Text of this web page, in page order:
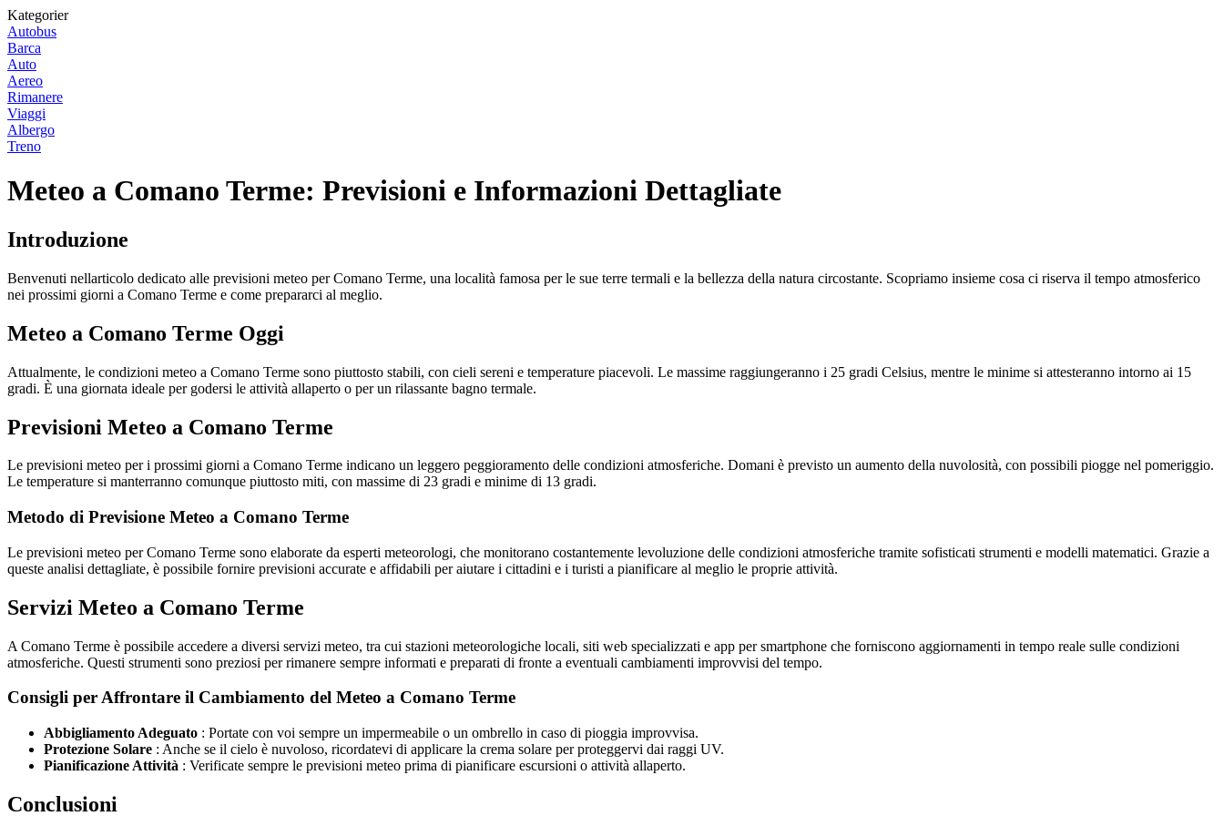
Kategorier
Autobus
Barca
Auto
Aereo
Rimanere
Viaggi
Albergo
Treno
Meteo a Comano Terme: Previsioni e Informazioni Dettagliate
Introduzione
Benvenuti nellarticolo dedicato alle previsioni meteo per Comano Terme, una località famosa per le sue terre termali e la bellezza della natura circostante. Scopriamo insieme cosa ci riserva il tempo atmosferico
nei prossimi giorni a Comano Terme e come prepararci al meglio.
Meteo a Comano Terme Oggi
Attualmente, le condizioni meteo a Comano Terme sono piuttosto stabili, con cieli sereni e temperature piacevoli. Le massime raggiungeranno i 25 gradi Celsius, mentre le minime si attesteranno intorno ai 15
gradi. È una giornata ideale per godersi le attività allaperto o per un rilassante bagno termale.
Previsioni Meteo a Comano Terme
Le previsioni meteo per i prossimi giorni a Comano Terme indicano un leggero peggioramento delle condizioni atmosferiche. Domani è previsto un aumento della nuvolosità, con possibili piogge nel pomeriggio.
Le temperature si manterranno comunque piuttosto miti, con massime di 23 gradi e minime di 13 gradi.
Metodo di Previsione Meteo a Comano Terme
Le previsioni meteo per Comano Terme sono elaborate da esperti meteorologi, che monitorano costantemente levoluzione delle condizioni atmosferiche tramite sofisticati strumenti e modelli matematici. Grazie a
queste analisi dettagliate, è possibile fornire previsioni accurate e affidabili per aiutare i cittadini e i turisti a pianificare al meglio le proprie attività.
Servizi Meteo a Comano Terme
A Comano Terme è possibile accedere a diversi servizi meteo, tra cui stazioni meteorologiche locali, siti web specializzati e app per smartphone che forniscono aggiornamenti in tempo reale sulle condizioni
atmosferiche. Questi strumenti sono preziosi per rimanere sempre informati e preparati di fronte a eventuali cambiamenti improvvisi del tempo.
Consigli per Affrontare il Cambiamento del Meteo a Comano Terme
Abbigliamento Adeguato : Portate con voi sempre un impermeabile o un ombrello in caso di pioggia improvvisa.
Protezione Solare : Anche se il cielo è nuvoloso, ricordatevi di applicare la crema solare per proteggervi dai raggi UV.
Pianificazione Attività : Verificate sempre le previsioni meteo prima di pianificare escursioni o attività allaperto.
Conclusioni